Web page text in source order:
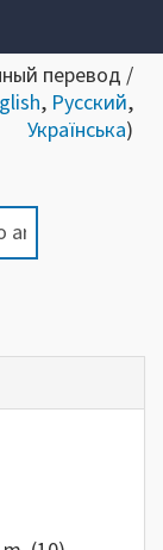
перевод /
, Русский,
Українська)